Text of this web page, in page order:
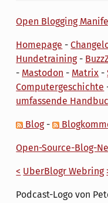
Open Blogging
Homepage -
Hundetraining-
- Mastodon - Matrix -
Computergeschichte
umfassende
Blog-
Open-Source-Blog-
< UberBlogr Webring
Podcast-Logo von